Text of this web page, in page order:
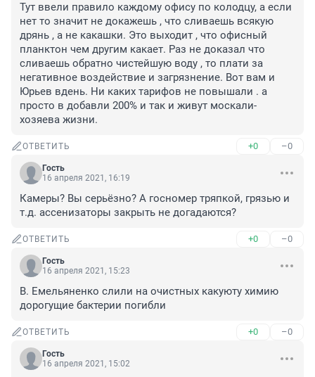
Тут ввели правило каждому офису по колодцу, а если
нет то значит не докажешь , что сливаешь всякую
дрянь , а не какашки. Это выходит , что офисный
планктон чем другим какает. Раз не доказал что
сливаешь обратно чистейшую воду , то плати за
негативное воздействие и загрязнение. Вот вам и
Юрьев вдень. Ни каких тарифов не повышали . а
просто в добавли 200% и так и живут москали-
хозяева жизни.
ОТВЕТИТЬ +0 –0
Гость
16 апреля 2021, 16:19
Камеры? Вы серьёзно? А госномер тряпкой, грязью и
т.д. ассенизаторы закрыть не догадаются?
ОТВЕТИТЬ +0 –0
Гость
16 апреля 2021, 15:23
В. Емельяненко слили на очистных какуюту химию
дорогущие бактерии погибли
ОТВЕТИТЬ +0 –0
Гость
16 апреля 2021, 15:02